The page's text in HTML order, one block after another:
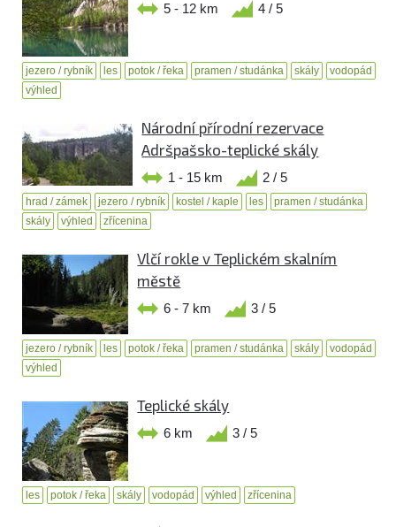
5 - 12 km 4 / 5
jezero / rybník les potok / řeka pramen / studánka skály
vodopád
výhled
Národní přírodní rezervace
Adršpašsko-teplické skály
1 - 15 km 2 / 5
hrad / zámek jezero / rybník kostel / kaple les
pramen / studánka
skály
výhled zřícenina
Vlčí rokle v Teplickém skalním
městě
6 - 7 km 3 / 5
jezero / rybník les potok / řeka pramen / studánka skály
vodopád
výhled
Teplické skály
6 km 3 / 5
les potok / řeka skály vodopád výhled zřícenina